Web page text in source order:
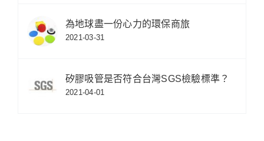
為地球盡一份心力的環保商旅
2021-03-31
矽膠吸管是否符合台灣SGS檢驗標準？
2021-04-01